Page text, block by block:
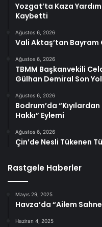
Yozgat’ta Kaza
Kaybetti
Ağustos 6, 2026
Vali Aktaş’tan
Ağustos 6, 2026
TBMM Başkanvekili
Gülhan Demiral Son
Ağustos 6, 2026
Bodrum’da
Hakkı” Eylemi
Ağustos 6, 2026
Çin’de Nesli Tükenen
Rastgele Haberler
Mayıs 29, 2025
Havza’da “Ailem
Haziran 4, 2025